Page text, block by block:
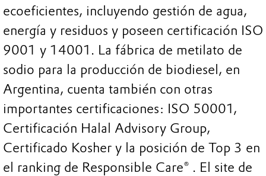
ecoeficientes, incluyendo gestión de agua,
energía y residuos y poseen certificación ISO
9001 y 14001. La fábrica de metilato de
sodio para la producción de biodiesel, en
Argentina, cuenta también con otras
importantes certificaciones: ISO 50001,
Certificación Halal Advisory Group,
Certificado Kosher y la posición de Top 3 en
el ranking de Responsible Care® ️. El site de